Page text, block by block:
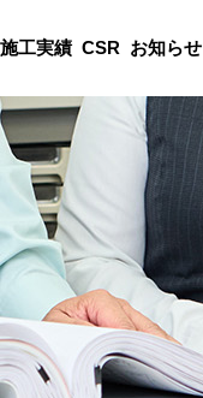
施工実績 CSR お知らせ